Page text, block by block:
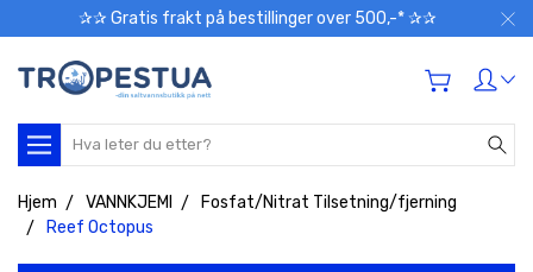
✰✰ Gratis frakt på bestillinger over 500,-* ✰✰
Søk
Hjem VANNKJEMI
Fosfat/Nitrat Tilsetning/fjerning
Reef Octopus